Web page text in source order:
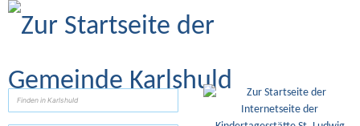
Zum Inhalt